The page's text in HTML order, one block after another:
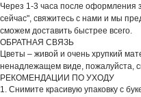
Через 1-3 часа после оформления
сейчас", свяжитесь с нами и мы
сможем доставить быстрее всего.
ОБРАТНАЯ СВЯЗЬ
Цветы – живой и очень хрупкий
ненадлежащем виде, пожалуйста,
РЕКОМЕНДАЦИИ ПО УХОДУ
1. Снимите красивую упаковку с
ВЫБЕРИТЕ ВАЗУ